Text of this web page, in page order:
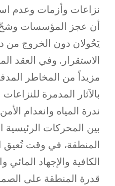
نزاعات وأزمات وعدم
أن عجز المؤسسات وشحّ
يَحُولان دون الخروج من
الاستقرار. وفي العقد
مزيداً من المخاطر
بالآثار المدمرة
ندرة المياه وانعدام
بين المحركات
المنطقة، في وقت تُعيق
الكافية والإجهاد المائي
قدرة المنطقة على